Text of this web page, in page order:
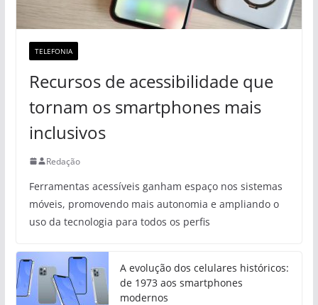
TELEFONIA
Recursos de acessibilidade que
tornam os smartphones mais
inclusivos
Redação
Ferramentas acessíveis ganham espaço nos sistemas
móveis, promovendo mais autonomia e ampliando o
uso da tecnologia para todos os perfis
A evolução dos celulares históricos:
de 1973 aos smartphones
modernos